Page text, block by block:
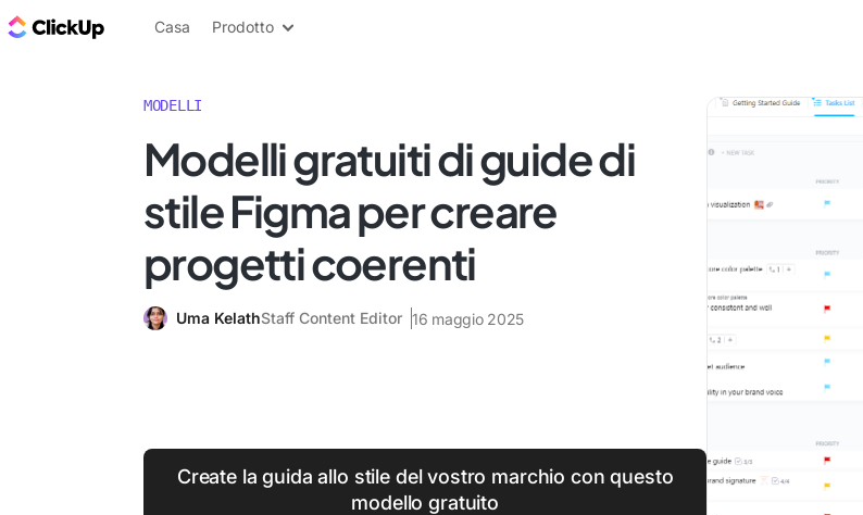
Blog di ClickUp
Casa Prodotto
MODELLI
Modelli gratuiti di guide di
stile Figma per creare
progetti coerenti
Uma KelathStaff Content Editor 16 maggio 2025
Create la guida allo stile del vostro marchio con questo
modello gratuito